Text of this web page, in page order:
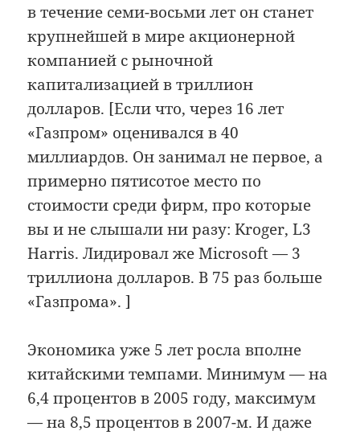
в течение семи-восьми лет он станет
крупнейшей в мире акционерной
компанией с рыночной
капитализацией в триллион
долларов. [Если что, через 16 лет
«Газпром» оценивался в 40
миллиардов. Он занимал не первое, а
примерно пятисотое место по
стоимости среди фирм, про которые
вы и не слышали ни разу: Kroger, L3
Harris. Лидировал же Microsoft — 3
триллиона долларов. В 75 раз больше
«Газпрома». ]
Экономика уже 5 лет росла вполне
китайскими темпами. Минимум — на
6,4 процентов в 2005 году, максимум
— на 8,5 процентов в 2007-м. И даже